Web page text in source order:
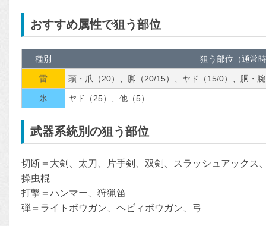
おすすめ属性で狙う部位
種別 狙う部位（通常
雷 頭・爪（20）、脚（20/15）、ヤド（15/0）、胴・
氷 ヤド（25）、他（5）
武器系統別の狙う部位
切断＝大剣、太刀、片手剣、双剣、スラッシュアックス
操虫棍
打撃＝ハンマー、狩猟笛
弾＝ライトボウガン、ヘビィボウガン、弓